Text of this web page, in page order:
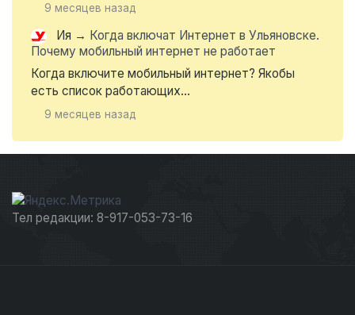
9 месяцев назад
Ия → Когда включат Интернет в Ульяновске.
Почему мобильный интернет не работает
Когда включите мобильный интернет? Якобы
есть список работающих...
9 месяцев назад
Тел редакции: 8-917-053-73-16